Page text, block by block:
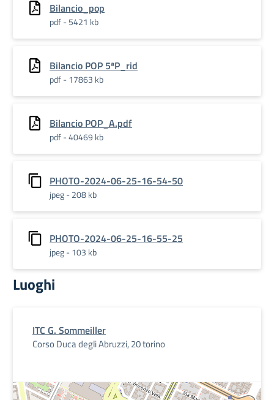
Bilancio_pop
pdf - 5421 kb
Bilancio POP 5ªP_rid
pdf - 17863 kb
Bilancio POP_A.pdf
pdf - 40469 kb
PHOTO-2024-06-25-16-54-50
jpeg - 208 kb
PHOTO-2024-06-25-16-55-25
jpeg - 103 kb
Luoghi
ITC G. Sommeiller
Corso Duca degli Abruzzi, 20 torino